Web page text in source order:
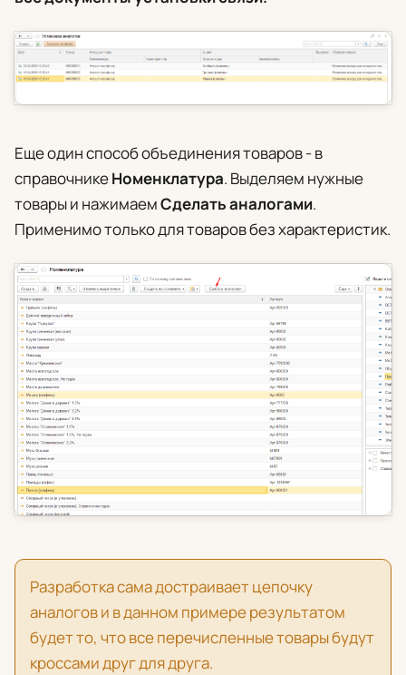
Еще один способ объединения товаров - в
справочникеНоменклатура. Выделяем нужные
товары и нажимаемСделать аналогами.
Применимо только для товаров без характеристик.
Разработка сама достраивает цепочку
аналогов и в данном примере результатом
будет то, что все перечисленные товары будут
кроссами друг для друга.